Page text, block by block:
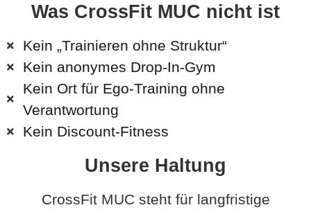
Was CrossFit MUC nicht ist
Kein „Trainieren ohne Struktur“
Kein anonymes Drop-In-Gym
Kein Ort für Ego-Training ohne
Verantwortung
Kein Discount-Fitness
Unsere Haltung
CrossFit MUC steht für langfristige